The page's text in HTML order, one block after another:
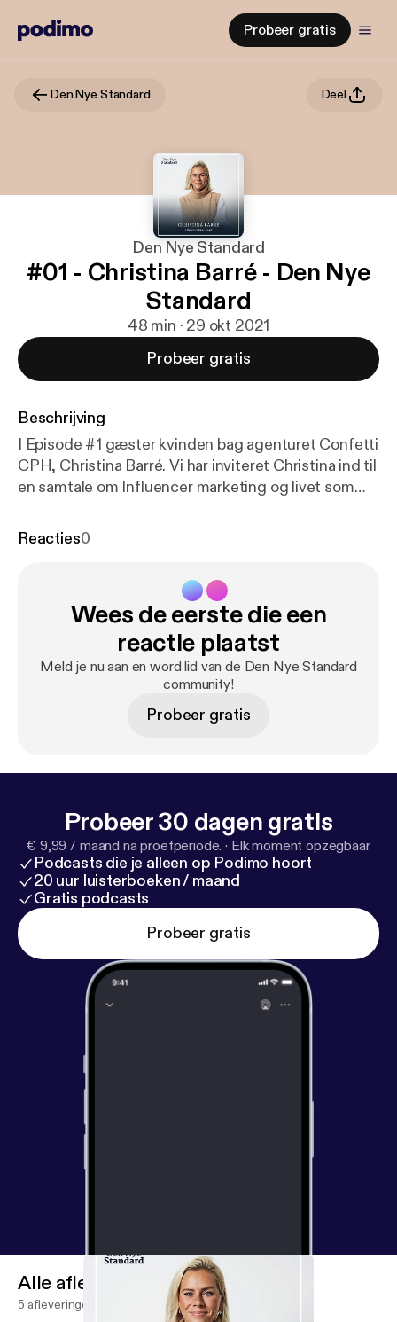
Probeer gratis
Den Nye Standard Deel
Den Nye Standard
#01 - Christina Barré - Den Nye
Standard
48 min · 29 okt 2021
Probeer gratis
Beschrijving
I Episode #1 gæster kvinden bag agenturet Confetti
CPH, Christina Barré. Vi har inviteret Christina ind til
en samtale om Influencer marketing og livet som
det uvisse som selvstændig, samtidig med, at man
livssyn, og leder sine medarbejdere ved at: âvære
den chef, man godt selv ville have haftâ.
www.dennyestandard.dk/christina-barre
Reacties0
Wees de eerste die een
reactie plaatst
Meld je nu aan en word lid van de Den Nye Standard
community!
Probeer gratis
Probeer 30 dagen gratis
€ 9,99 / maand na proefperiode. · Elk moment opzegbaar
Podcasts die je alleen op Podimo hoort
20 uur luisterboeken / maand
Gratis podcasts
Probeer gratis
Alle afleveringen
5 afleveringen